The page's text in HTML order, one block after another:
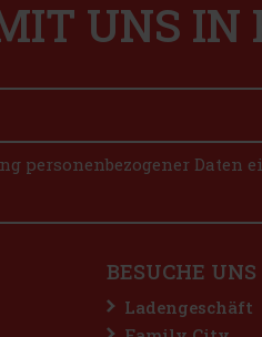
UNS IN
personenbezogener Daten
BESUCHE UNS
Ladengeschäft